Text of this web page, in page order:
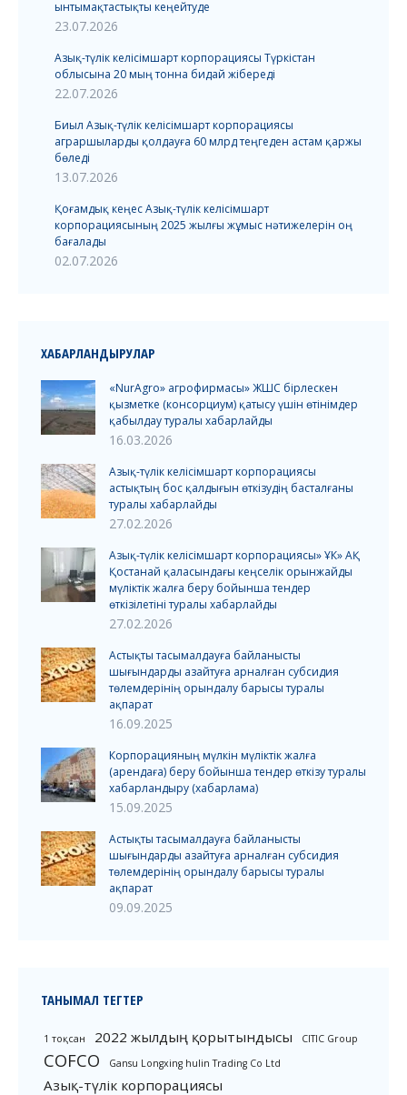
ынтымақтастықты кеңейтуде
23.07.2026
Азық-түлік келісімшарт корпорациясы Түркістан
облысына 20 мың тонна бидай жібереді
22.07.2026
Биыл Азық-түлік келісімшарт корпорациясы
аграршыларды қолдауға 60 млрд теңгеден астам қаржы
бөледі
13.07.2026
Қоғамдық кеңес Азық-түлік келісімшарт
корпорациясының 2025 жылғы жұмыс нәтижелерін оң
бағалады
02.07.2026
ХАБАРЛАНДЫРУЛАР
«NurAgro» агрофирмасы» ЖШС бірлескен
қызметке (консорциум) қатысу үшін өтінімдер
қабылдау туралы хабарлайды
16.03.2026
Азық-түлік келісімшарт корпорациясы
астықтың бос қалдығын өткізудің басталғаны
туралы хабарлайды
27.02.2026
Азық-түлік келісімшарт корпорациясы» ҰК» АҚ
Қостанай қаласындағы кеңселік орынжайды
мүліктік жалға беру бойынша тендер
өткізілетіні туралы хабарлайды
27.02.2026
Астықты тасымалдауға байланысты
шығындарды азайтуға арналған субсидия
төлемдерінің орындалу барысы туралы
ақпарат
16.09.2025
Корпорацияның мүлкін мүліктік жалға
(арендаға) беру бойынша тендер өткізу туралы
хабарландыру (хабарлама)
15.09.2025
Астықты тасымалдауға байланысты
шығындарды азайтуға арналған субсидия
төлемдерінің орындалу барысы туралы
ақпарат
09.09.2025
ТАНЫМАЛ ТЕГТЕР
1 тоқсан 2022 жылдың қорытындысы CITIC Group
COFCO Gansu Longxing hulin Trading Co Ltd
Азық-түлік корпорациясы